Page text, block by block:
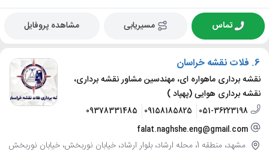
تماس مسیریابی مشاهده پروفایل
6. فلات نقشه خراسان
نقشه برداری ماهواره ای، مهندسین مشاور نقشه برداری،
نقشه برداری هوایی (پهپاد )
051-36223198
09158185825
09378331485
falat.naghshe.eng@gmail.com
مشهد، منطقه 1، محله ارشاد، بلوار ارشاد، خیابان نوربخش، خیابان نوربخش